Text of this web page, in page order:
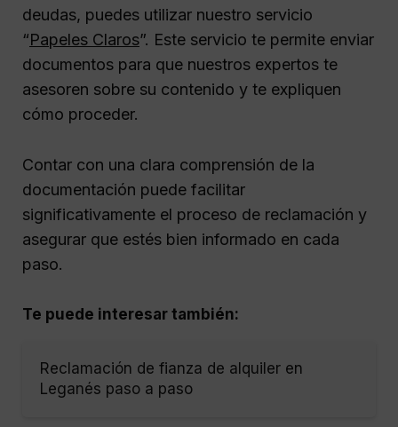
deudas, puedes utilizar nuestro servicio
“Papeles Claros”. Este servicio te permite enviar
documentos para que nuestros expertos te
asesoren sobre su contenido y te expliquen
cómo proceder.
Contar con una clara comprensión de la
documentación puede facilitar
significativamente el proceso de reclamación y
asegurar que estés bien informado en cada
paso.
Te puede interesar también:
Reclamación de fianza de alquiler en
Leganés paso a paso